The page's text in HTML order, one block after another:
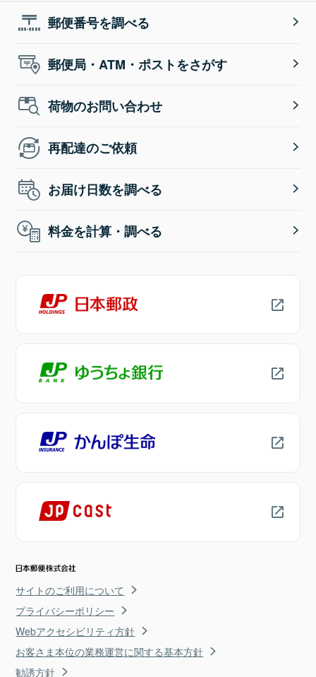
郵便番号を調べる
郵便局・ATM・ポストをさがす
荷物のお問い合わせ
再配達のご依頼
お届け日数を調べる
料金を計算・調べる
サイトのご利用について
プライバシーポリシー
Webアクセシビリティ方針
お客さま本位の業務運営に関する基本方針
勧誘方針